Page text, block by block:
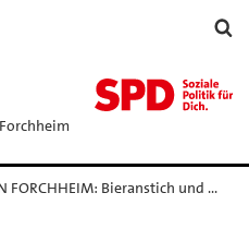
FORCHHEIM: Bieranstich und …